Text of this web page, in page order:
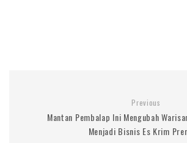
Previous
Mantan Pembalap Ini Mengubah
Menjadi Bisnis Es Krim